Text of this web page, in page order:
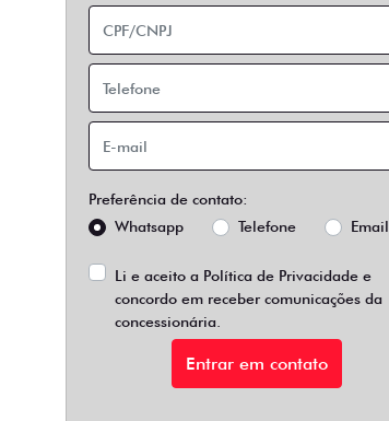
Preferência de contato:
Whatsapp
Telefone Email
Li e aceito a Política de Privacidade e
concordo em receber comunicações da
concessionária.
Entrar em contato